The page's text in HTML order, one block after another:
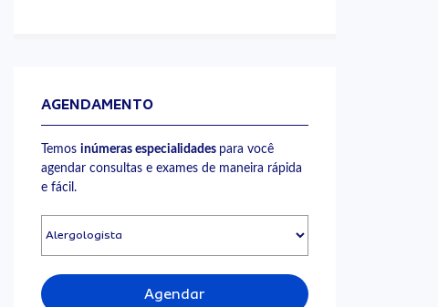
AGENDAMENTO
Temos inúmeras especialidades para você
agendar consultas e exames de maneira rápida
e fácil.
Agendar